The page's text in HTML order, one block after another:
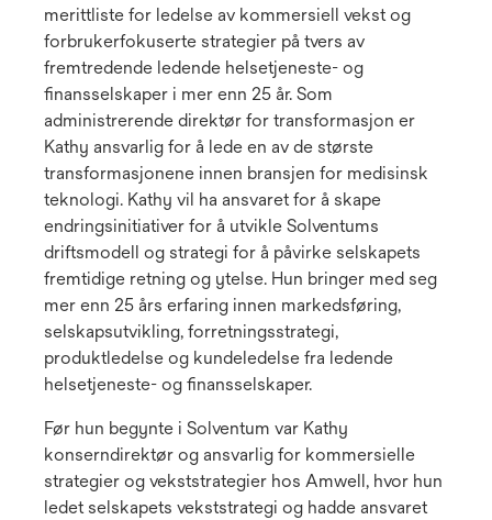
merittliste for ledelse av kommersiell vekst og
forbrukerfokuserte strategier på tvers av
fremtredende ledende helsetjeneste- og
finansselskaper i mer enn 25 år. Som
administrerende direktør for transformasjon er
Kathy ansvarlig for å lede en av de største
transformasjonene innen bransjen for medisinsk
teknologi. Kathy vil ha ansvaret for å skape
endringsinitiativer for å utvikle Solventums
driftsmodell og strategi for å påvirke selskapets
fremtidige retning og ytelse. Hun bringer med seg
mer enn 25 års erfaring innen markedsføring,
selskapsutvikling, forretningsstrategi,
produktledelse og kundeledelse fra ledende
helsetjeneste- og finansselskaper.
Før hun begynte i Solventum var Kathy
konserndirektør og ansvarlig for kommersielle
strategier og vekststrategier hos Amwell, hvor hun
ledet selskapets vekststrategi og hadde ansvaret